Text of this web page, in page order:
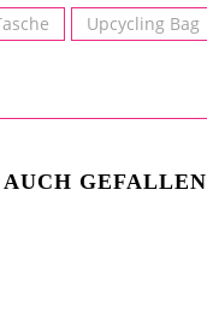
Upcycling Bag
GEFALLEN